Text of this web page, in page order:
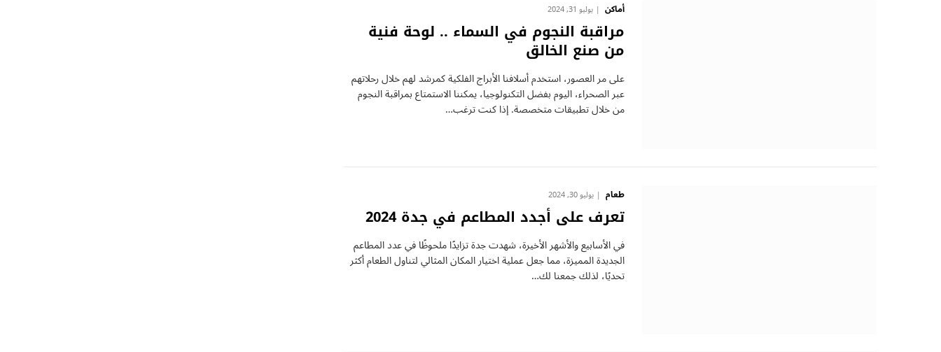
أماكن يوليو 31, 2024
مراقبة النجوم في السماء .. لوحة فنية
من صنع الخالق
على مر العصور، استخدم أسلافنا الأبراج الفلكية كمرشد لهم خلال رحلاتهم
عبر الصحراء، اليوم بفضل التكنولوجيا، يمكننا الاستمتاع بمراقبة النجوم
من خلال تطبيقات متخصصة. إذا كنت ترغب…
طعام يوليو 30, 2024
تعرف على أجدد المطاعم في جدة 2024
في الأسابيع والأشهر الأخيرة، شهدت جدة تزايدًا ملحوظًا في عدد المطاعم
الجديدة المميزة، مما جعل عملية اختيار المكان المثالي لتناول الطعام أكثر
تحديًا، لذلك جمعنا لك…